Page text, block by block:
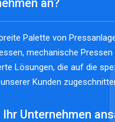
Palette von
mechanische Pressen
Lösungen, die auf die
Kunden
Unternehmen